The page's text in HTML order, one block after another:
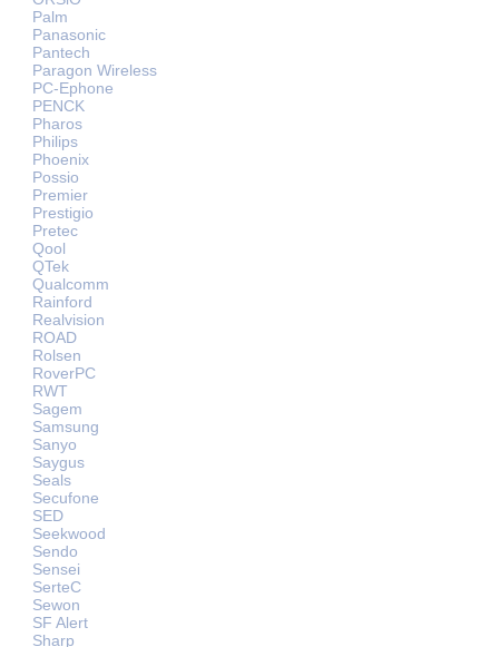
Palm
Panasonic
Pantech
Paragon Wireless
PC-Ephone
PENCK
Pharos
Philips
Phoenix
Possio
Premier
Prestigio
Pretec
Qool
QTek
Qualcomm
Rainford
Realvision
ROAD
Rolsen
RoverPC
RWT
Sagem
Samsung
Sanyo
Saygus
Seals
Secufone
SED
Seekwood
Sendo
Sensei
SerteC
Sewon
SF Alert
Sharp